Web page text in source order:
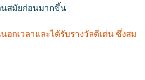
นสมัยก่อนมากขึ้น
อกเวลาและได้รับรางวัลดีเด่น ซึ่งสม